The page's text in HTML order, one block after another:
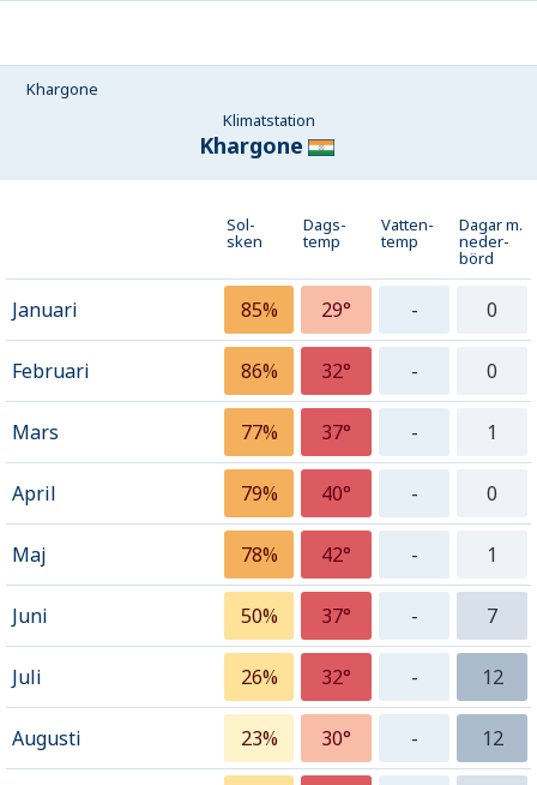
Khargone
Klimatstation
Khargone
Sol-
sken
Dags-
temp
Vatten-
temp
Dagar m.
neder­
börd
Januari 85% 29° - 0
Februari 86% 32° - 0
Mars 77% 37° - 1
April 79% 40° - 0
Maj 78% 42° - 1
Juni 50% 37° - 7
Juli 26% 32° - 12
Augusti 23% 30° - 12